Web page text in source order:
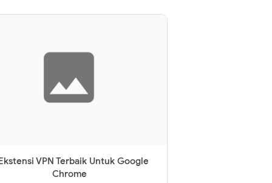
VPN Terbaik Untuk Google
Chrome